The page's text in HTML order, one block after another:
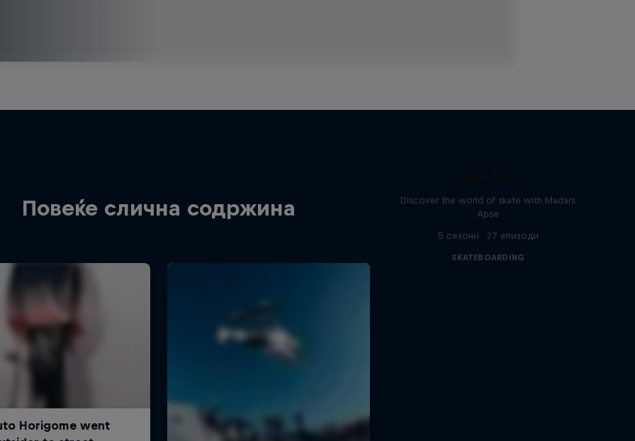
Повеќе слична содржина
Discover the world of skate with Madars
Apse
5 сезони · 27 епизоди
SKATEBOARDING